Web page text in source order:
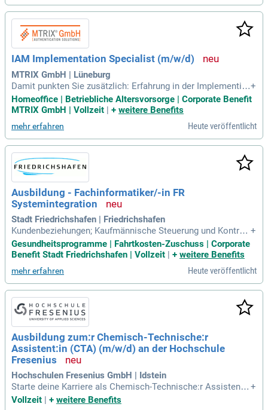
IAM Implementation Specialist (m/w/d)
MTRIX GmbH | Lüneburg
Damit punkten Sie zusätzlich: Erfahrung in der Implementier
ung von IAM-, MFA- oder Authentifizierungslösungen (z.
+
Homeoffice | Betriebliche Altersvorsorge | Corporate Benefit
MTRIX GmbH | Vollzeit | + weitere Benefits
mehr erfahren Heute veröffentlicht
Ausbildung - Fachinformatiker/-in FR
Systemintegration
Stadt Friedrichshafen | Friedrichshafen
Kundenbeziehungen; Kaufmännische Steuerung und Kontroll
e; Mitarbeit im Helpdesk; Datenschutz, Urheberrecht, IT-Sich
erheit; Berufsschule: Elektronikschule Tettnang; Dauer: 3 Ja
ule Tettnang zum Erwerb der Fachhochschulreife
+
Gesundheitsprogramme | Fahrtkosten-Zuschuss | Corporate
Benefit Stadt Friedrichshafen | Vollzeit | + weitere Benefits
mehr erfahren Heute veröffentlicht
Ausbildung zum:r Chemisch-Technische:r
Assistent:in (CTA) (m/w/d) an der Hochschule
Fresenius
Hochschulen Fresenius GmbH | Idstein
Starte deine Karriere als Chemisch-Technische:r Assistent:i
n (CTA) an der Hochschule Fresenius. In dieser Ausbildung
+
Vollzeit
+ weitere Benefits